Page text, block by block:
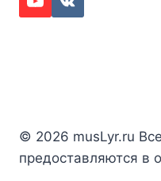
© 2026 musLyr.ru
предоставляются в